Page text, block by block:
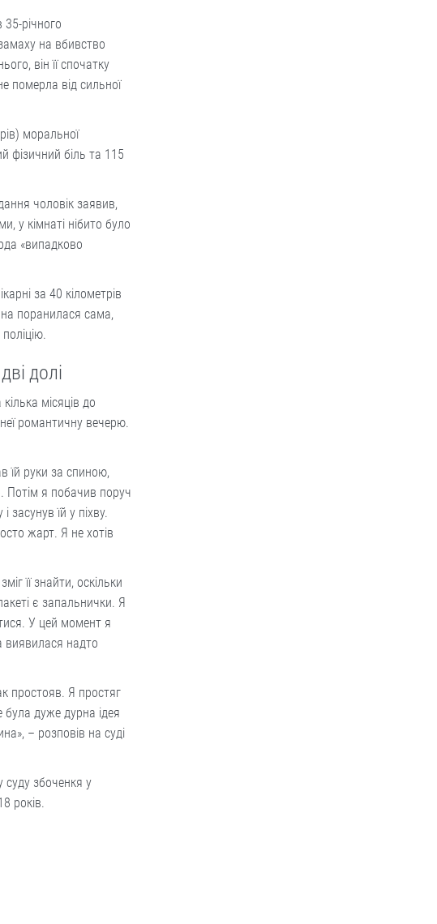
річного
на вбивство
він її спочатку
померла від сильної
моральної
фізичний біль та 115
чоловік заявив,
у кімнаті нібито було
«випадково
за 40 кілометрів
поранилася сама,
долі
місяців до
неї романтичну вечерю.
їй руки за спиною,
Потім я побачив поруч
засунув їй у піхву.
жарт. Я не хотів
її знайти, оскільки
є запальнички. Я
У цей момент я
виявилася надто
простояв. Я простяг
дуже дурна ідея
– розповів на суді
суду збоченкя у
років.